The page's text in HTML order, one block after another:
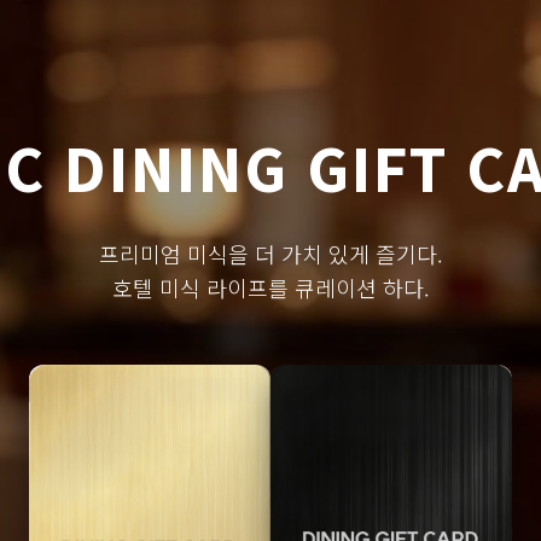
DINING GIFT
프리미엄 미식을 더 가치 있게 즐기다.
호텔 미식 라이프를 큐레이션 하다.